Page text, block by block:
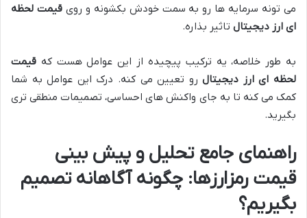
می تونه سرمایه ها رو به سمت خودش بکشونه و رویقیمت لحظه
ای ارز دیجیتال تاثیر بذاره.
به طور خلاصه، یه ترکیب پیچیده از این عوامل هست که قیمت
لحظه ای ارز دیجیتالرو تعیین می کنه. درک این عوامل به شما
کمک می کنه تا به جای واکنش های احساسی، تصمیمات منطقی تری
بگیرید.
راهنمای جامع تحلیل و پیش بینی
قیمت رمزارزها: چگونه آگاهانه تصمیم
بگیریم؟